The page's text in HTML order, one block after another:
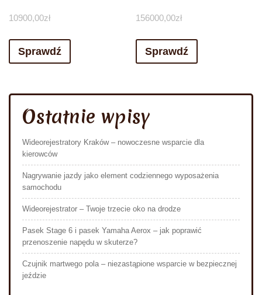
10900,00zł
Sprawdź
156000,00zł
Sprawdź
Ostatnie wpisy
Wideorejestratory Kraków – nowoczesne wsparcie dla
kierowców
Nagrywanie jazdy jako element codziennego wyposażenia
samochodu
Wideorejestrator – Twoje trzecie oko na drodze
Pasek Stage 6 i pasek Yamaha Aerox – jak poprawić
przenoszenie napędu w skuterze?
Czujnik martwego pola – niezastąpione wsparcie w bezpiecznej
jeździe